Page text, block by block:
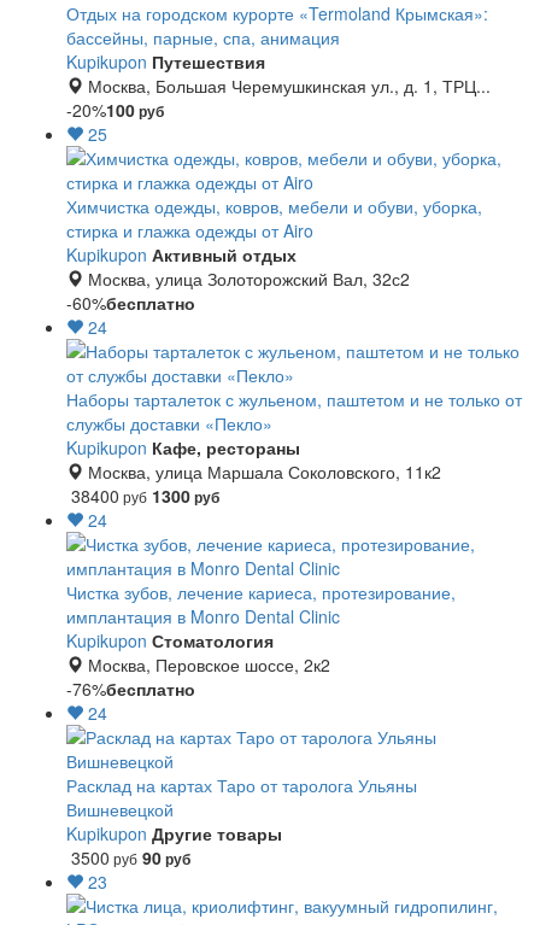
Отдых на городском курорте «Termoland Крымская»:
бассейны, парные, спа, анимация
Kupikupon Путешествия
Москва, Большая Черемушкинская ул., д. 1, ТРЦ...
-20%100руб
25
Химчистка одежды, ковров, мебели и обуви, уборка,
стирка и глажка одежды от Airo
Kupikupon Активный отдых
Москва, улица Золоторожский Вал, 32с2
-60%бесплатно
24
Наборы тарталеток с жульеном, паштетом и не только от
службы доставки «Пекло»
Kupikupon Кафе, рестораны
Москва, улица Маршала Соколовского, 11к2
38400 руб 1300руб
24
Чистка зубов, лечение кариеса, протезирование,
имплантация в Monro Dental Clinic
Kupikupon Стоматология
Москва, Перовское шоссе, 2к2
-76%бесплатно
24
Расклад на картах Таро от таролога Ульяны
Вишневецкой
Kupikupon Другие товары
3500 руб 90руб
23